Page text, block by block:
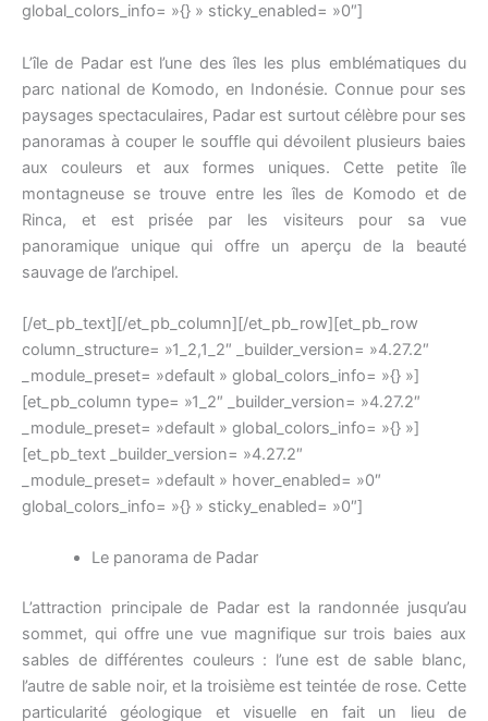
global_colors_info= »{} » sticky_enabled= »0″]
L’île de Padar est l’une des îles les plus emblématiques du
parc national de Komodo, en Indonésie. Connue pour ses
paysages spectaculaires, Padar est surtout célèbre pour ses
panoramas à couper le souffle qui dévoilent plusieurs baies
aux couleurs et aux formes uniques. Cette petite île
montagneuse se trouve entre les îles de Komodo et de
Rinca, et est prisée par les visiteurs pour sa vue
panoramique unique qui offre un aperçu de la beauté
sauvage de l’archipel.
[/et_pb_text][/et_pb_column][/et_pb_row][et_pb_row
column_structure= »1_2,1_2″ _builder_version= »4.27.2″
_module_preset= »default » global_colors_info= »{} »]
[et_pb_column type= »1_2″ _builder_version= »4.27.2″
_module_preset= »default » global_colors_info= »{} »]
[et_pb_text _builder_version= »4.27.2″
_module_preset= »default » hover_enabled= »0″
global_colors_info= »{} » sticky_enabled= »0″]
Le panorama de Padar
L’attraction principale de Padar est la randonnée jusqu’au
sommet, qui offre une vue magnifique sur trois baies aux
sables de différentes couleurs : l’une est de sable blanc,
l’autre de sable noir, et la troisième est teintée de rose. Cette
particularité géologique et visuelle en fait un lieu de